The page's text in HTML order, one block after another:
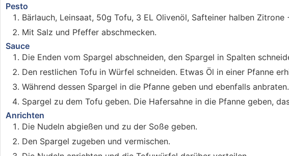
Pesto
Bärlauch, Leinsaat, 50g Tofu, 3 EL Olivenöl, Safteiner halben
Mit Salz und Pfeffer abschmecken.
Sauce
Die Enden vom Spargel abschneiden, den Spargel in Spalten
Den restlichen Tofu in Würfel schneiden. Etwas Öl in einer Pfanne
Während dessen Spargel in die Pfanne geben und ebenfalls anbraten.
Spargel zu dem Tofu geben. Die Hafersahne in die Pfanne geben,
Anrichten
Die Nudeln abgießen und zu der Soße geben.
Den Spargel zugeben und vermischen.